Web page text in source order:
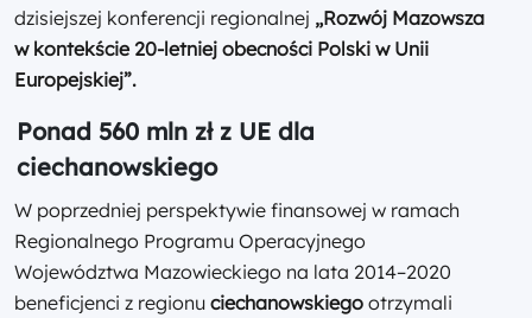
dzisiejszej konferencji regionalnej „Rozwój Mazowsza
w kontekście 20-letniej obecności Polski w Unii
Europejskiej”.
Ponad 560 mln zł z UE dla
ciechanowskiego
W poprzedniej perspektywie finansowej w ramach
Regionalnego Programu Operacyjnego
Województwa Mazowieckiego na lata 2014–2020
beneficjenci z regionu ciechanowskiego otrzymali